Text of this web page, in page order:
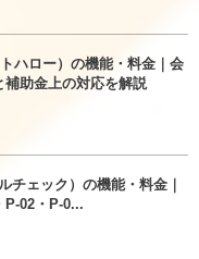
ハロー）の機能・料金｜会
補助金上の対応を解説
チェック）の機能・料金｜
P-02・P-0...